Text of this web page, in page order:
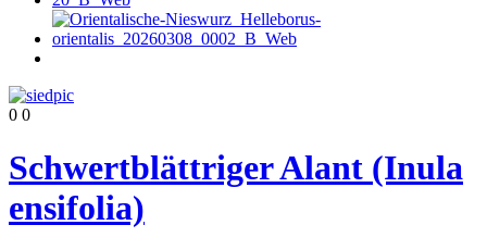
0 0
Schwertblättriger Alant (Inula
ensifolia)